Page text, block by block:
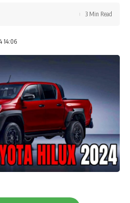
14:06
3 Min Read